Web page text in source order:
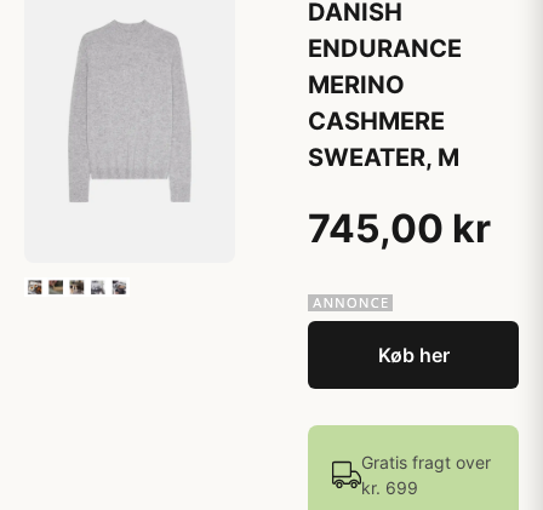
DANISH
ENDURANCE
MERINO
CASHMERE
SWEATER, M
745,00 kr
Køb her
Gratis fragt over
kr. 699